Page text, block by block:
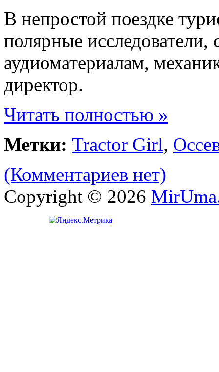
В непростой поездке
полярные
аудиоматериалам,
директор.
Читать полностью »
Метки: Tractor Girl,
(Комментариев нет)
Copyright © 2026